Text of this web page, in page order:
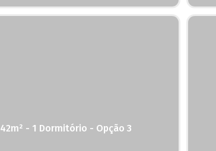
42m² - 1 Dormitório - Opção 3